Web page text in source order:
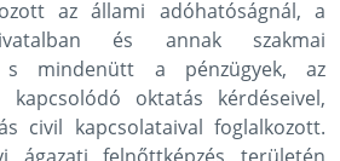
az állami adóhatóságnál, a
és annak szakmai
s mindenütt a pénzügyek, az
oktatás kérdéseivel,
civil kapcsolataival foglalkozott.